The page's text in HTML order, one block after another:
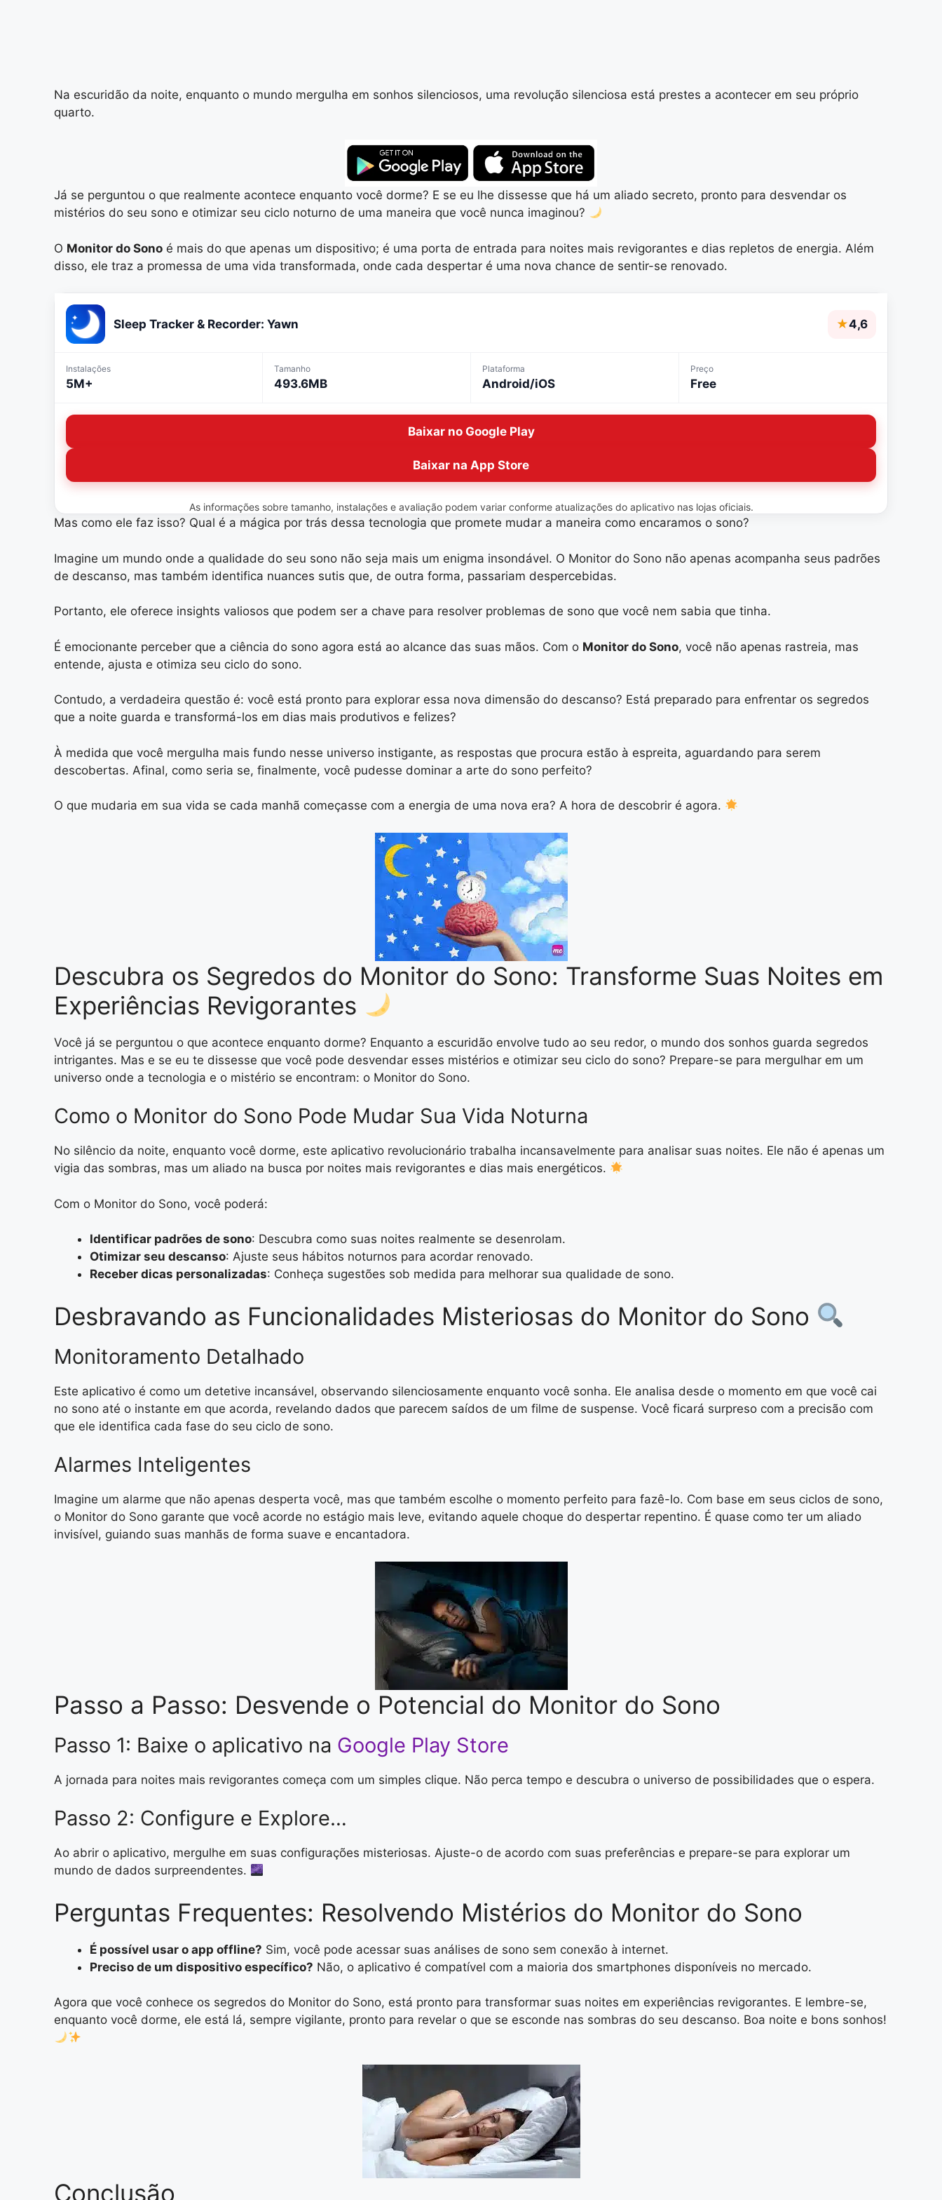
Na escuridão da noite, enquanto o mundo mergulha em sonhos silenciosos, uma revolução silenciosa está prestes a acontecer em seu próprio
quarto.
Já se perguntou o que realmente acontece enquanto você dorme? E se eu lhe dissesse que há um aliado secreto, pronto para desvendar os
mistérios do seu sono e otimizar seu ciclo noturno de uma maneira que você nunca imaginou?
O Monitor do Sono é mais do que apenas um dispositivo; é uma porta de entrada para noites mais revigorantes e dias repletos de energia. Além
disso, ele traz a promessa de uma vida transformada, onde cada despertar é uma nova chance de sentir-se renovado.
Sleep Tracker & Recorder: Yawn ★4,6
Instalações
5M+
Tamanho
493.6MB
Plataforma
Android/iOS
Preço
Free
Baixar no Google Play
Baixar na App Store
As informações sobre tamanho, instalações e avaliação podem variar conforme atualizações do aplicativo nas lojas oficiais.
Mas como ele faz isso? Qual é a mágica por trás dessa tecnologia que promete mudar a maneira como encaramos o sono?
Imagine um mundo onde a qualidade do seu sono não seja mais um enigma insondável. O Monitor do Sono não apenas acompanha seus padrões
de descanso, mas também identifica nuances sutis que, de outra forma, passariam despercebidas.
Portanto, ele oferece insights valiosos que podem ser a chave para resolver problemas de sono que você nem sabia que tinha.
É emocionante perceber que a ciência do sono agora está ao alcance das suas mãos. Com o Monitor do Sono, você não apenas rastreia, mas
entende, ajusta e otimiza seu ciclo do sono.
Contudo, a verdadeira questão é: você está pronto para explorar essa nova dimensão do descanso? Está preparado para enfrentar os segredos
que a noite guarda e transformá-los em dias mais produtivos e felizes?
À medida que você mergulha mais fundo nesse universo instigante, as respostas que procura estão à espreita, aguardando para serem
descobertas. Afinal, como seria se, finalmente, você pudesse dominar a arte do sono perfeito?
O que mudaria em sua vida se cada manhã começasse com a energia de uma nova era? A hora de descobrir é agora.
Descubra os Segredos do Monitor do Sono: Transforme Suas Noites em
Experiências Revigorantes
Você já se perguntou o que acontece enquanto dorme? Enquanto a escuridão envolve tudo ao seu redor, o mundo dos sonhos guarda segredos
intrigantes. Mas e se eu te dissesse que você pode desvendar esses mistérios e otimizar seu ciclo do sono? Prepare-se para mergulhar em um
universo onde a tecnologia e o mistério se encontram: o Monitor do Sono.
Como o Monitor do Sono Pode Mudar Sua Vida Noturna
No silêncio da noite, enquanto você dorme, este aplicativo revolucionário trabalha incansavelmente para analisar suas noites. Ele não é apenas um
vigia das sombras, mas um aliado na busca por noites mais revigorantes e dias mais energéticos.
Com o Monitor do Sono, você poderá:
Identificar padrões de sono: Descubra como suas noites realmente se desenrolam.
Otimizar seu descanso: Ajuste seus hábitos noturnos para acordar renovado.
Receber dicas personalizadas: Conheça sugestões sob medida para melhorar sua qualidade de sono.
Desbravando as Funcionalidades Misteriosas do Monitor do Sono
Monitoramento Detalhado
Este aplicativo é como um detetive incansável, observando silenciosamente enquanto você sonha. Ele analisa desde o momento em que você cai
no sono até o instante em que acorda, revelando dados que parecem saídos de um filme de suspense. Você ficará surpreso com a precisão com
que ele identifica cada fase do seu ciclo de sono.
Alarmes Inteligentes
Imagine um alarme que não apenas desperta você, mas que também escolhe o momento perfeito para fazê-lo. Com base em seus ciclos de sono,
o Monitor do Sono garante que você acorde no estágio mais leve, evitando aquele choque do despertar repentino. É quase como ter um aliado
invisível, guiando suas manhãs de forma suave e encantadora.
Passo a Passo: Desvende o Potencial do Monitor do Sono
Passo 1: Baixe o aplicativo na Google Play Store
A jornada para noites mais revigorantes começa com um simples clique. Não perca tempo e descubra o universo de possibilidades que o espera.
Passo 2: Configure e Explore…
Ao abrir o aplicativo, mergulhe em suas configurações misteriosas. Ajuste-o de acordo com suas preferências e prepare-se para explorar um
mundo de dados surpreendentes.
Perguntas Frequentes: Resolvendo Mistérios do Monitor do Sono
É possível usar o app offline? Sim, você pode acessar suas análises de sono sem conexão à internet.
Preciso de um dispositivo específico? Não, o aplicativo é compatível com a maioria dos smartphones disponíveis no mercado.
Agora que você conhece os segredos do Monitor do Sono, está pronto para transformar suas noites em experiências revigorantes. E lembre-se,
enquanto você dorme, ele está lá, sempre vigilante, pronto para revelar o que se esconde nas sombras do seu descanso. Boa noite e bons sonhos!
Conclusão